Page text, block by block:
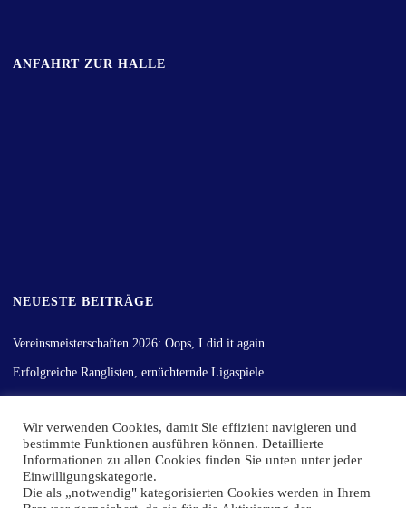
ANFAHRT ZUR HALLE
NEUESTE BEITRÄGE
Vereinsmeisterschaften 2026: Oops, I did it again…
Erfolgreiche Ranglisten, ernüchternde Ligaspiele
Vereinsmeisterschaft der Erwachsenen ein voller Erfolg
Hinrunden-Fazit!
Wir verwenden Cookies, damit Sie effizient navigieren und
bestimmte Funktionen ausführen können. Detaillierte
Informationen zu allen Cookies finden Sie unten unter jeder
Einwilligungskategorie.
Die als „notwendig" kategorisierten Cookies werden in Ihrem